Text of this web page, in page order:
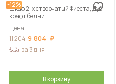
-12%
Шкаф 2-х створчатый Фиеста, Дуб
крафт белый
Цена
11 204 9 804
за 3 дня
В корзину